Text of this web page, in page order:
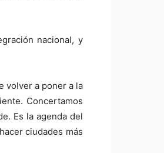
nacional, y
volver a poner a la
Concertamos
Es la agenda del
ciudades más